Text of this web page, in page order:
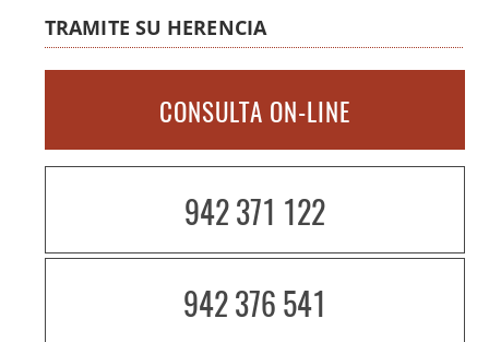
TRAMITE SU HERENCIA
CONSULTA ON-LINE
942 371 122
942 376 541